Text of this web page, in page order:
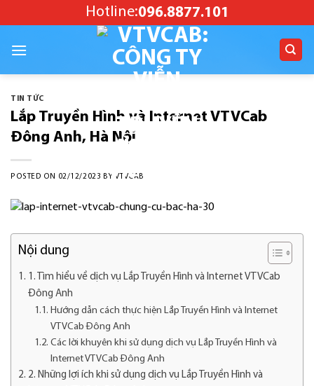
to
Hotline:096.8877.101
TIN TỨC
Lắp Truyền Hình và Internet VTVCab
Đông Anh, Hà Nội
POSTED ON 02/12/2023 BY VTVCAB
Nội dung
1. Tìm hiểu về dịch vụ Lắp Truyền Hình và Internet VTVCab
Đông Anh
Hướng dẫn cách thực hiện Lắp Truyền Hình và Internet
VTVCab Đông Anh
Các lời khuyên khi sử dụng dịch vụ Lắp Truyền Hình và
Internet VTVCab Đông Anh
2. Những lợi ích khi sử dụng dịch vụ Lắp Truyền Hình và